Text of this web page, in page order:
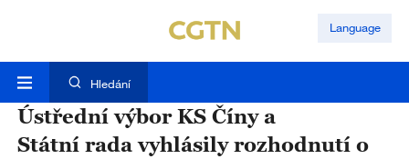
Language
Hledání
Ústřední výbor KS Číny a
Státní rada vyhlásily rozhodnutí o